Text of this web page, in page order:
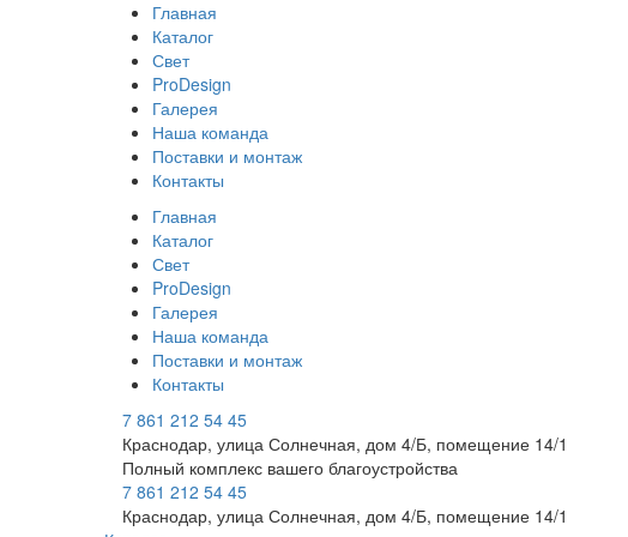
Главная
Каталог
Свет
ProDesign
Галерея
Наша команда
Поставки и монтаж
Контакты
Главная
Каталог
Свет
ProDesign
Галерея
Наша команда
Поставки и монтаж
Контакты
7 861 212 54 45
Краснодар, улица Солнечная, дом 4/Б, помещение 14/1
Полный комплекс вашего благоустройства
7 861 212 54 45
Краснодар, улица Солнечная, дом 4/Б, помещение 14/1